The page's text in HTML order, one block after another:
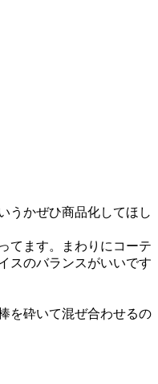
うかぜひ商品化してほし
てます。まわりにコーテ
スのバランスがいいです
を砕いて混ぜ合わせるの